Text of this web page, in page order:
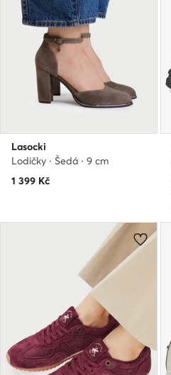
Lasocki
Lodičky · Šedá · 9 cm
1 399 Kč